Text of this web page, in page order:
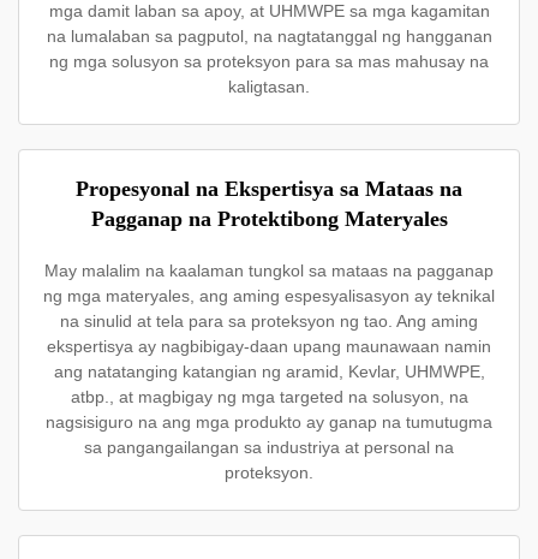
mga damit laban sa apoy, at UHMWPE sa mga kagamitan
na lumalaban sa pagputol, na nagtatanggal ng hangganan
ng mga solusyon sa proteksyon para sa mas mahusay na
kaligtasan.
Propesyonal na Ekspertisya sa Mataas na
Pagganap na Protektibong Materyales
May malalim na kaalaman tungkol sa mataas na pagganap
ng mga materyales, ang aming espesyalisasyon ay teknikal
na sinulid at tela para sa proteksyon ng tao. Ang aming
ekspertisya ay nagbibigay-daan upang maunawaan namin
ang natatanging katangian ng aramid, Kevlar, UHMWPE,
atbp., at magbigay ng mga targeted na solusyon, na
nagsisiguro na ang mga produkto ay ganap na tumutugma
sa pangangailangan sa industriya at personal na
proteksyon.